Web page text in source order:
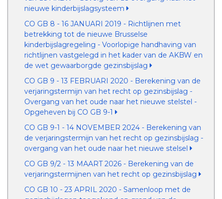
nieuwe kinderbijslagsysteem
CO GB 8 - 16 JANUARI 2019 - Richtlijnen met
betrekking tot de nieuwe Brusselse
kinderbijslagregeling - Voorlopige handhaving van
richtlijnen vastgelegd in het kader van de AKBW en
de wet gewaarborgde gezinsbijslag
CO GB 9 - 13 FEBRUARI 2020 - Berekening van de
verjaringstermijn van het recht op gezinsbijslag -
Overgang van het oude naar het nieuwe stelstel -
Opgeheven bij CO GB 9-1
CO GB 9-1 - 14 NOVEMBER 2024 - Berekening van
de verjaringstermijn van het recht op gezinsbijslag -
overgang van het oude naar het nieuwe stelsel
CO GB 9/2 - 13 MAART 2026 - Berekening van de
verjaringstermijnen van het recht op gezinsbijslag
CO GB 10 - 23 APRIL 2020 - Samenloop met de